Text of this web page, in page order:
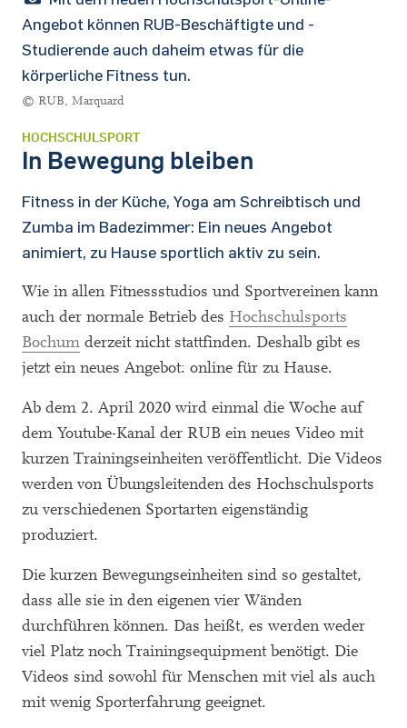
Angebot können RUB-Beschäftigte und -
Studierende auch daheim etwas für die
körperliche Fitness tun.
© RUB, Marquard
HOCHSCHULSPORT
In Bewegung bleiben
Fitness in der Küche, Yoga am Schreibtisch und
Zumba im Badezimmer: Ein neues Angebot
animiert, zu Hause sportlich aktiv zu sein.
Wie in allen Fitnessstudios und Sportvereinen kann
auch der normale Betrieb des Hochschulsports
Bochum derzeit nicht stattfinden. Deshalb gibt es
jetzt ein neues Angebot: online für zu Hause.
Ab dem 2. April 2020 wird einmal die Woche auf
dem Youtube-Kanal der RUB ein neues Video mit
kurzen Trainingseinheiten veröffentlicht. Die Videos
werden von Übungsleitenden des Hochschulsports
zu verschiedenen Sportarten eigenständig
produziert.
Die kurzen Bewegungseinheiten sind so gestaltet,
dass alle sie in den eigenen vier Wänden
durchführen können. Das heißt, es werden weder
viel Platz noch Trainingsequipment benötigt. Die
Videos sind sowohl für Menschen mit viel als auch
mit wenig Sporterfahrung geeignet.